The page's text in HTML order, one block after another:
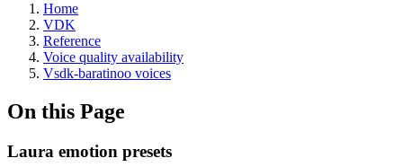
Home
VDK
Reference
Voice quality availability
Vsdk-baratinoo voices
On this Page
Laura emotion presets